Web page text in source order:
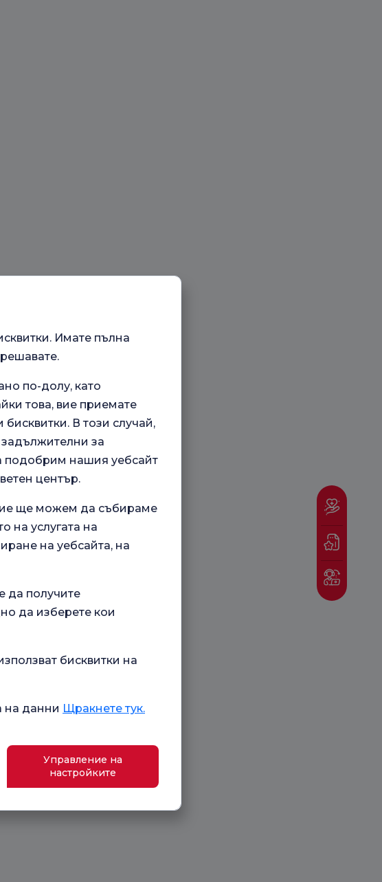
Имате пълна
по-долу, като
това, вие приемате
В този случай,
за
подобрим нашия уебсайт
център.
ще можем да събираме
на услугата на
на уебсайта, на
да получите
да изберете кои
бисквитки на
на данни Щракнете тук.
Управление на
настройките